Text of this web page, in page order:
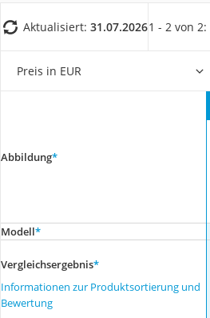
Aktualisiert: 31.07.20261 - 2 von 2:
Preis in EUR
Abbildung*
Modell*
Vergleichsergebnis*
Informationen zur Produktsortierung und
Bewertung